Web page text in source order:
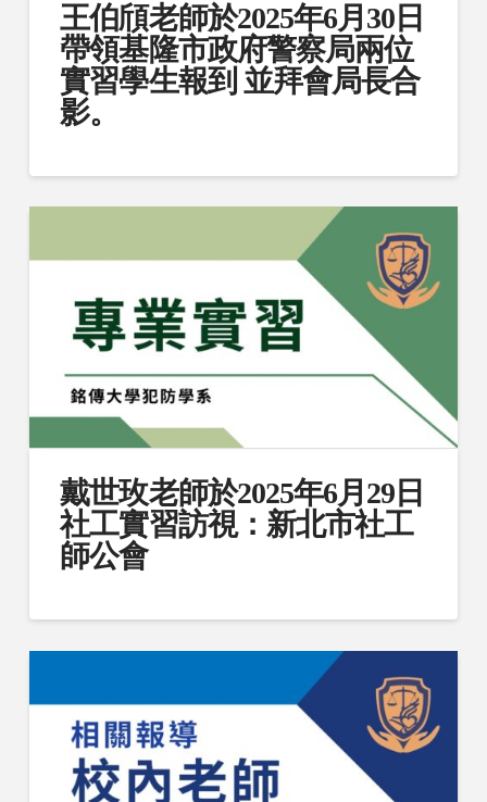
王伯頎老師於2025年6月30日
帶領基隆市政府警察局兩位
實習學生報到 並拜會局長合
影。
戴世玫老師於2025年6月29日
社工實習訪視：新北市社工
師公會